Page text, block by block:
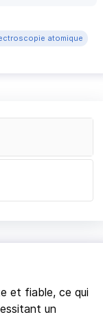
atomique
et fiable, ce qui
un